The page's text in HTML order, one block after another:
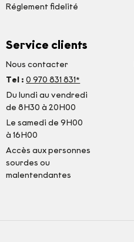
Réglement fidelité
Service clients
Nous contacter
Tel :0 970 831 831*
Du lundi au vendredi
de 8H30 à 20H00
Le samedi de 9H00
à 16H00
Accès aux personnes
sourdes ou
malentendantes